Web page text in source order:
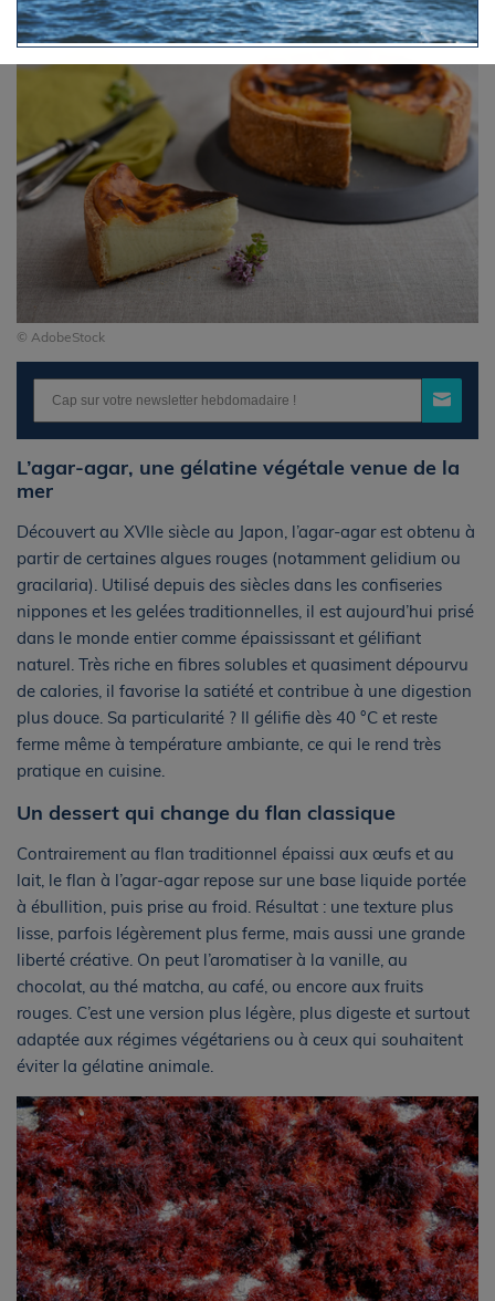
© AdobeStock
L’agar-agar, une gélatine végétale venue de la
mer
Découvert au XVIIe siècle au Japon, l’agar-agar est obtenu à
partir de certaines algues rouges (notamment gelidium ou
gracilaria). Utilisé depuis des siècles dans les confiseries
nippones et les gelées traditionnelles, il est aujourd’hui prisé
dans le monde entier comme épaississant et gélifiant
naturel. Très riche en fibres solubles et quasiment dépourvu
de calories, il favorise la satiété et contribue à une digestion
plus douce. Sa particularité ? Il gélifie dès 40 °C et reste
ferme même à température ambiante, ce qui le rend très
pratique en cuisine.
Un dessert qui change du flan classique
Contrairement au flan traditionnel épaissi aux œufs et au
lait, le flan à l’agar-agar repose sur une base liquide portée
à ébullition, puis prise au froid. Résultat : une texture plus
lisse, parfois légèrement plus ferme, mais aussi une grande
liberté créative. On peut l’aromatiser à la vanille, au
chocolat, au thé matcha, au café, ou encore aux fruits
rouges. C’est une version plus légère, plus digeste et surtout
adaptée aux régimes végétariens ou à ceux qui souhaitent
éviter la gélatine animale.